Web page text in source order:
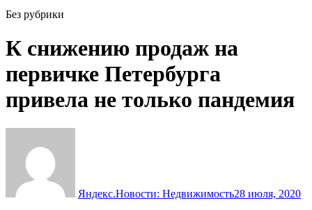
Без рубрики
К снижению продаж на
первичке Петербурга
привела не только пандемия
Яндекс.Новости: Недвижимость28 июля, 2020